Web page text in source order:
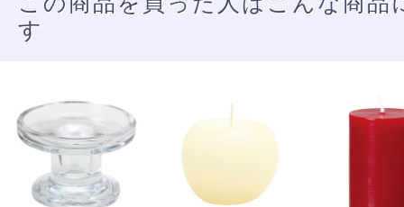
す